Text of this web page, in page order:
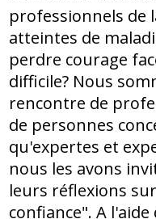
professionnels de
atteintes de
perdre courage
difficile? Nous
rencontre de
de personnes
qu'expertes et
nous les avons
leurs réflexions
confiance". A